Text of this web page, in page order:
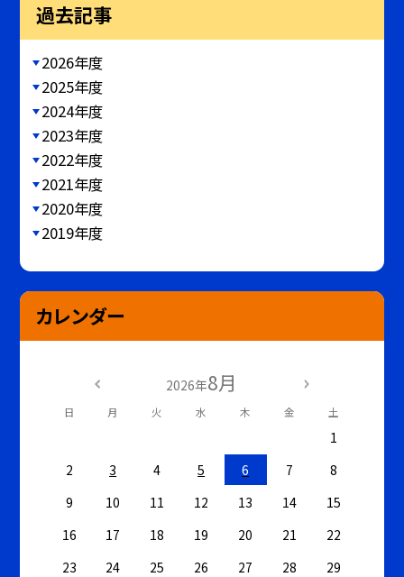
過去記事
2026年度
2025年度
2024年度
2023年度
2022年度
2021年度
2020年度
2019年度
カレンダー
2026年8月
日 月 火 水 木 金 土
1
2
3 4 5 6 7
8
9
10 11 12 13 14
15
16
17 18 19 20 21
22
23
24 25 26 27 28
29